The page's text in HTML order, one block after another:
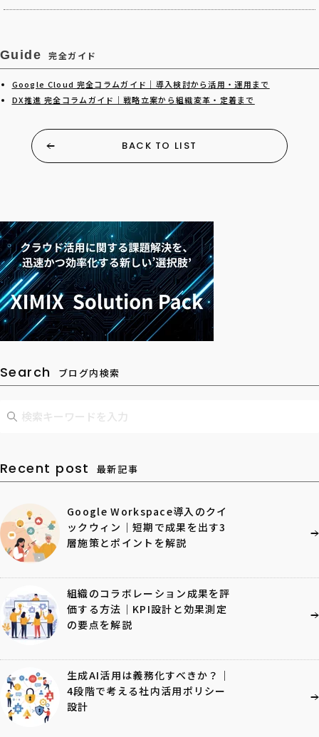
Guide 完全ガイド
Google Cloud 完全コラムガイド｜導入検討から活用・運用まで
DX推進 完全コラムガイド｜戦略立案から組織変革・定着まで
BACK TO LIST
Search ブログ内検索
Recent post 最新記事
Google Workspace導入のクイ
ックウィン｜短期で成果を出す3
層施策とポイントを解説
組織のコラボレーション成果を評
価する方法｜KPI設計と効果測定
の要点を解説
生成AI活用は義務化すべきか？｜
4段階で考える社内活用ポリシー
設計